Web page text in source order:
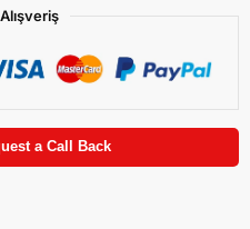
a Call Back